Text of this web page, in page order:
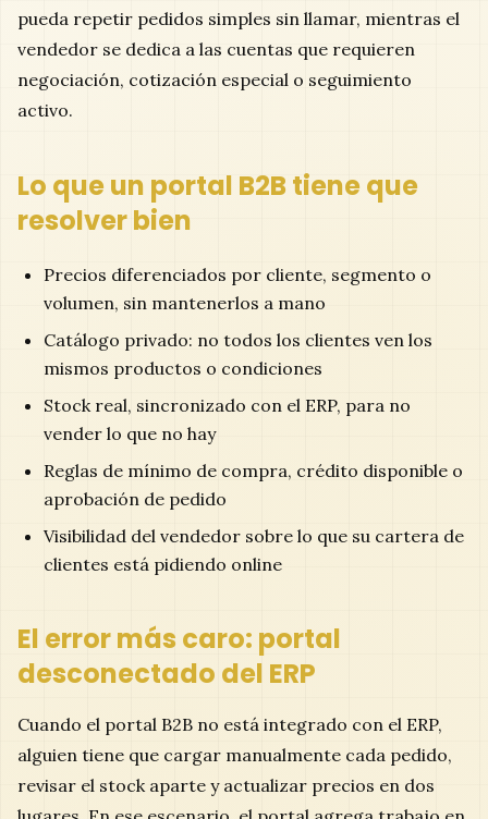
pueda repetir pedidos simples sin llamar, mientras el
vendedor se dedica a las cuentas que requieren
negociación, cotización especial o seguimiento
activo.
Lo que un portal B2B tiene que
resolver bien
Precios diferenciados por cliente, segmento o
volumen, sin mantenerlos a mano
Catálogo privado: no todos los clientes ven los
mismos productos o condiciones
Stock real, sincronizado con el ERP, para no
vender lo que no hay
Reglas de mínimo de compra, crédito disponible o
aprobación de pedido
Visibilidad del vendedor sobre lo que su cartera de
clientes está pidiendo online
El error más caro: portal
desconectado del ERP
Cuando el portal B2B no está integrado con el ERP,
alguien tiene que cargar manualmente cada pedido,
revisar el stock aparte y actualizar precios en dos